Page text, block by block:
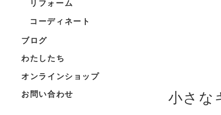
リフォーム
コーディネート
ブログ
わたしたち
オンラインショップ
お問い合わせ
小さな